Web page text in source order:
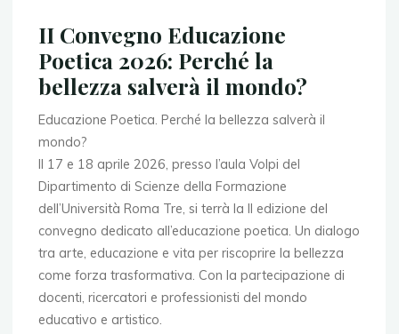
II Convegno Educazione
Poetica 2026: Perché la
bellezza salverà il mondo?
Educazione Poetica. Perché la bellezza salverà il
mondo?
Il 17 e 18 aprile 2026, presso l’aula Volpi del
Dipartimento di Scienze della Formazione
dell’Università Roma Tre, si terrà la II edizione del
convegno dedicato all’educazione poetica. Un dialogo
tra arte, educazione e vita per riscoprire la bellezza
come forza trasformativa. Con la partecipazione di
docenti, ricercatori e professionisti del mondo
educativo e artistico.